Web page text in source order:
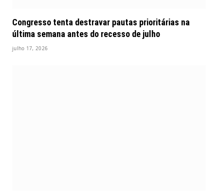
Congresso tenta destravar pautas prioritárias na
última semana antes do recesso de julho
julho 17, 2026